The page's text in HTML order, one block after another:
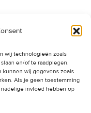
wij technologieën zoals
en/of te raadplegen.
wij gegevens zoals
Als je geen toestemming
invloed hebben op
mogelijk, bel ons
annuleren, vragen wij
Anders worden de